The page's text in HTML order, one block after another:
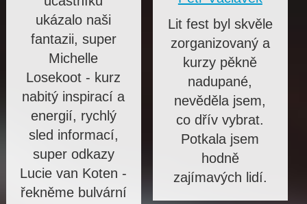
ukázalo naši
fantazii, super
Michelle
Losekoot - kurz
nabitý inspirací a
energií, rychlý
sled informací,
super odkazy
Lucie van Koten -
řekněme bulvární
Lit fest byl skvěle
zorganizovaný a
kurzy pěkně
nadupané,
nevěděla jsem,
co dřív vybrat.
Potkala jsem
hodně
zajímavých lidí.